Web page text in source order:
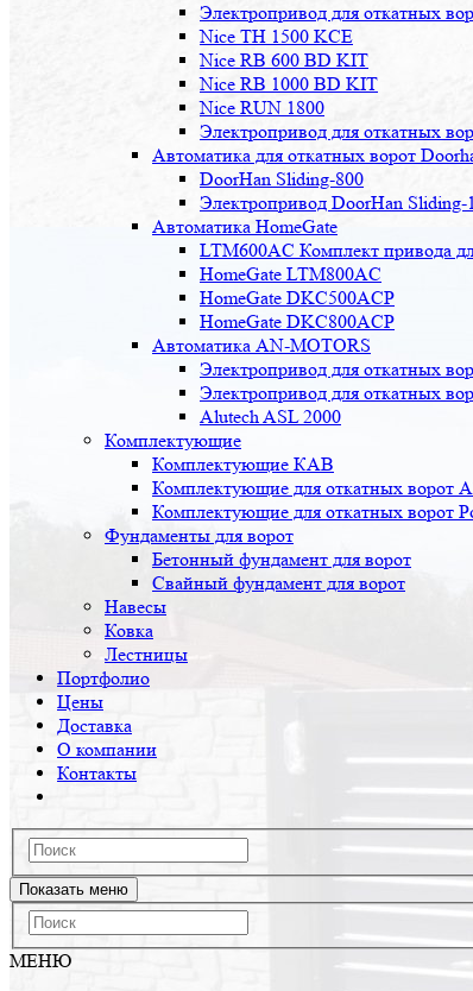
Электропривод для откатных
Nice TH 1500 KCE
Nice RB 600 BD KIT
Nice RB 1000 BD KIT
Nice RUN 1800
Электропривод для откатных
Автоматика для откатных ворот
DoorHan Sliding-800
Электропривод DoorHan Sliding-
Автоматика HomeGate
LTM600AC Комплект привода
HomeGate LTM800AC
HomeGate DKC500ACP
HomeGate DKC800ACP
Автоматика AN-MOTORS
Электропривод для откатных
Электропривод для откатных
Alutech ASL 2000
Комплектующие
Комплектующие КАВ
Комплектующие для откатных ворот
Комплектующие для откатных ворот
Фундаменты для ворот
Бетонный фундамент для ворот
Свайный фундамент для ворот
Навесы
Ковка
Лестницы
Портфолио
Цены
Доставка
О компании
Контакты
Показать меню
МЕНЮ